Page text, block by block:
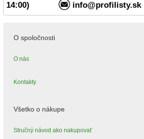
14:00)
O spoločnosti
O nás
Kontakty
Všetko o nákupe
Stručný návod ako nakupovať